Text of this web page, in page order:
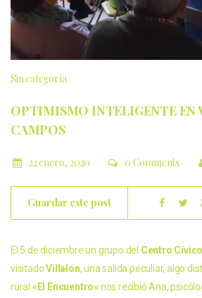
Sin categoría
OPTIMISMO INTELIGENTE EN
CAMPOS
22 enero, 2020 0 Comments
Guardar este post
El 5 de diciembre un grupo del Centro
visitadoVillalón, una salida peculiar, algo
rural «El Encuentro»nos recibió Ana,